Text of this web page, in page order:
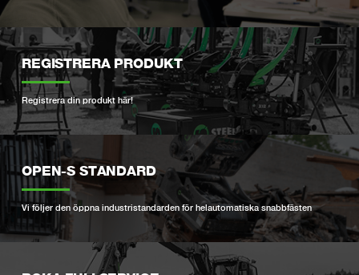
REGISTRERA PRODUKT
Registrera din produkt här!
OPEN-S STANDARD
Vi följer den öppna industristandarden för helautomatiska snabbfästen